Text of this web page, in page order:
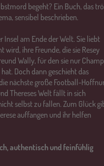
begeht? Ein Buch, das
sensibel beschrieben.
Insel am Ende der Welt. Sie liebt
wird, ihre Freunde, die sie Resey
Wally, für den sie nur
Doch dann geschieht das
nächste große Football-
Thereses Welt fällt in sich
selbst zu fallen. Zum Glück
auffangen und ihr helfen
authentisch und feinfühlig